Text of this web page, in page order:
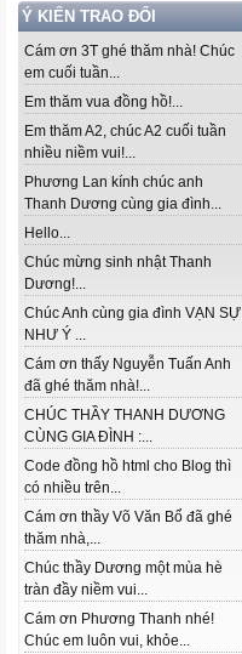
Ý KIẾN TRAO ĐỔI
Cám ơn 3T ghé thăm nhà! Chúc
em cuối tuần...
Em thăm vua đồng hồ!...
Em thăm A2, chúc A2 cuối tuần
nhiều niềm vui!...
Phương Lan kính chúc anh
Thanh Dương cùng gia đình...
Hello...
Chúc mừng sinh nhật Thanh
Dương!...
Chúc Anh cùng gia đình VẠN SỰ
NHƯ Ý ...
Cám ơn thấy Nguyễn Tuấn Anh
đã ghé thăm nhà!...
CHÚC THẦY THANH DƯƠNG
CÙNG GIA ĐÌNH :...
Code đồng hồ html cho Blog thì
có nhiều trên...
Cám ơn thầy Võ Văn Bổ đã ghé
thăm nhà,...
Chúc thầy Dương một mùa hè
tràn đầy niềm vui...
Cám ơn Phương Thanh nhé!
Chúc em luôn vui, khỏe...